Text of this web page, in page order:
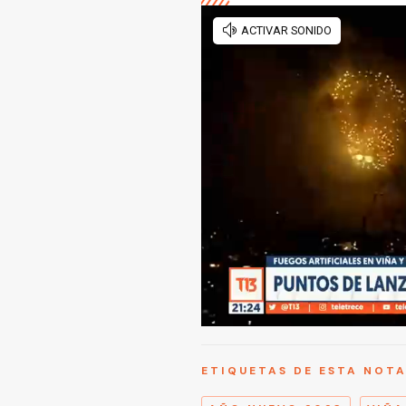
ETIQUETAS DE ESTA NOTA